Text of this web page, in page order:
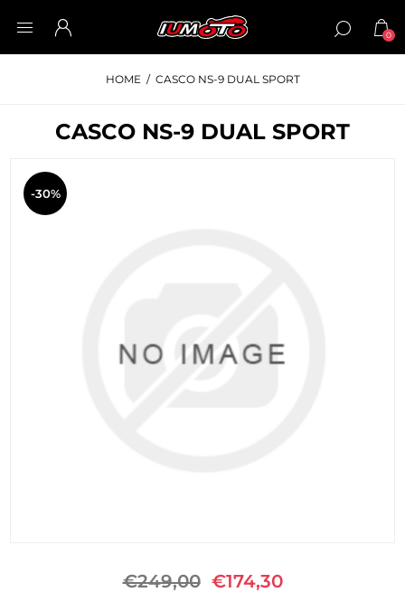
0
HOME / CASCO NS-9 DUAL SPORT
CASCO NS-9 DUAL SPORT
-30%
€249,00 €174,30